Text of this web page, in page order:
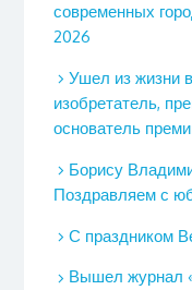
современных
2026
Ушел из жизни
изобретатель,
основатель
Борису
Поздравляем с
С праздником
Вышел журнал